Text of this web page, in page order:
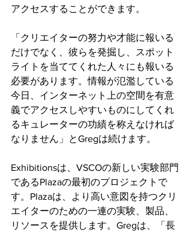
アクセスすることができます。
「クリエイターの努力や才能に報いる
だけでなく、彼らを発掘し、スポット
ライトを当ててくれた人々にも報いる
必要があります。情報が氾濫している
今日、インターネット上の空間を有意
義でアクセスしやすいものにしてくれ
るキュレーターの功績を称えなければ
なりません」とGregは続けます。
Exhibitionsは、VSCOの新しい実験部門
であるPlazaの最初のプロジェクトで
す。Plazaは、より高い意図を持つクリ
エイターのための一連の実験、製品、
リソースを提供します。Gregは、「長